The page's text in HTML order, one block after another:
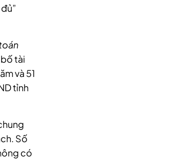
tài
và 51
tỉnh
Số
có